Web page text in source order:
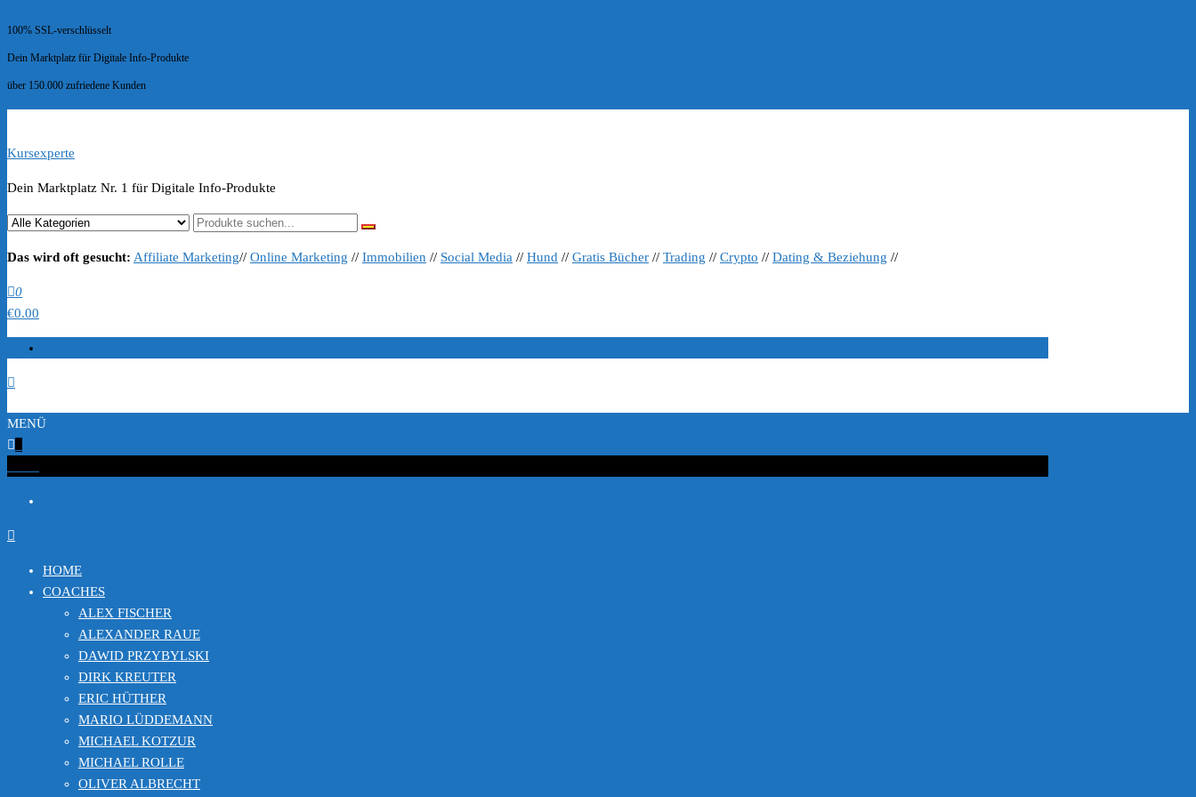
100% SSL-verschlüsselt
Dein Marktplatz für Digitale Info-Produkte
über 150.000 zufriedene Kunden
Kursexperte
Dein Marktplatz Nr. 1 für Digitale Info-Produkte
Das wird oft gesucht: Affiliate Marketing// Online Marketing // Immobilien // Social Media // Hund // Gratis Bücher // Trading // Crypto // Dating & Beziehung //
0
€0.00
MENÜ
HOME
COACHES
ALEX FISCHER
ALEXANDER RAUE
DAWID PRZYBYLSKI
DIRK KREUTER
ERIC HÜTHER
MARIO LÜDDEMANN
MICHAEL KOTZUR
MICHAEL ROLLE
OLIVER ALBRECHT